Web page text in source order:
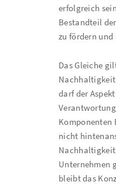
erfolgreich
Bestandteil
zu fördern
Das Gleiche
darf der
Komponenten
nicht
Unternehmen
bleibt das